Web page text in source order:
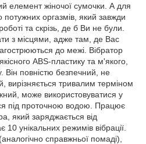
елемент жіночої сумочки. А для
оргазмів, який завжди
та скрізь, де б Ви не були.
з місцями, адже там, де Вас
до межі. Вібратор
ABS-пластику та м'якого,
Він повністю безпечний, не
вирізняється тривалим терміном
може використовуватися у
під проточною водою. Працює
який заряджається від
унікальних режимів вібрації.
справжньої помаді),